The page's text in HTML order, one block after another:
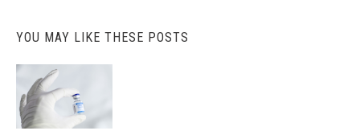
YOU MAY LIKE THESE POSTS